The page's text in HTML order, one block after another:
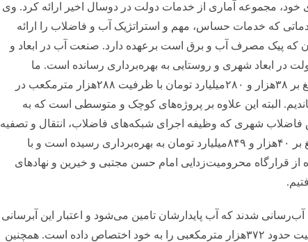
مجموعه‌‌ آماری از خدمات دولت در دوسال اخیر ارائه کرد. وی
که خدمات حساس، مهم و استراتژیک آب و فاضلاب را ارائه
که پیک مصرف آب و برق است برعهده دارد. صنعت آب در ابعاد و
در ابعاد شهری و روستایی به بهره‌‌‌برداری رسانده است. ما
۱۳۰پروژه بزرگ را در سطح کشور با اعتباری بالغ بر ۳۸هزار و ۲۸۰میلیارد تومان با ظرفیت ۲۸۸‌هزار مترمکعب در
البته این علاوه بر پروژه‌‌‌های کوچک و متوسطی است که به
شهری که وظیفه اجرای شبکه‌‌‌های فاضلاب، انتقال و تصفیه
فاضلاب بر عهده ماست، ۵۰پروژه با اعتباری بالغ بر ۴۰هزار و ۸۴۹میلیارد تومان به بهره‌برداری رسیده است و با
با استفاده از قرارگاه محرومیت‌زدایی امام حسن مجتبی و خیرین و نهادهای
در این مدت آب‌رسانی شدند که آب پایدارشان تامین می‌شود و اعتبار این آبرسانی
بالغ بر ۲۹هزار و ۷۰۸میلیارد تومان بوده که ظرفیت حدود ۳۷۲‌هزار مترمکعبی را به خود اختصاص داده است. همچنین